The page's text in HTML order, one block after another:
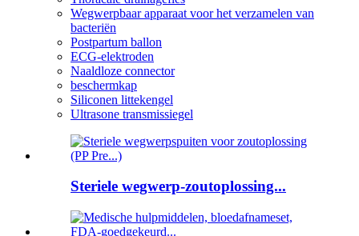
Wegwerpbaar apparaat voor het verzamelen van
bacteriën
Postpartum ballon
ECG-elektroden
Naaldloze connector
beschermkap
Siliconen littekengel
Ultrasone transmissiegel
Steriele wegwerp-zoutoplossing...